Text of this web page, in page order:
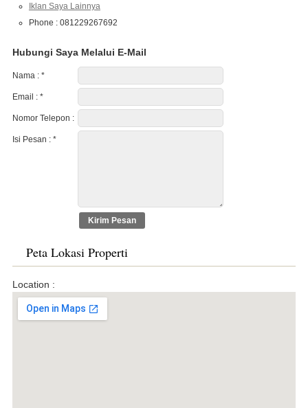
Iklan Saya Lainnya
Phone : 081229267692
Hubungi Saya Melalui E-Mail
Nama : *
Email : *
Nomor Telepon :
Isi Pesan : *
Peta Lokasi Properti
Location :